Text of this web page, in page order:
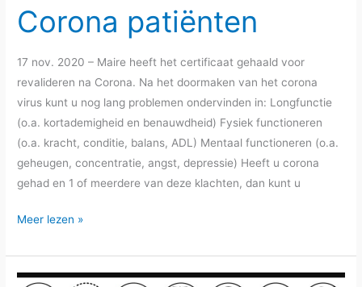
Corona patiënten
17 nov. 2020 – Maire heeft het certificaat gehaald voor
revalideren na Corona. Na het doormaken van het corona
virus kunt u nog lang problemen ondervinden in: Longfunctie
(o.a. kortademigheid en benauwdheid) Fysiek functioneren
(o.a. kracht, conditie, balans, ADL) Mentaal functioneren (o.a.
geheugen, concentratie, angst, depressie) Heeft u corona
gehad en 1 of meerdere van deze klachten, dan kunt u
Certificaat
Corona
patiënten
Meer lezen »